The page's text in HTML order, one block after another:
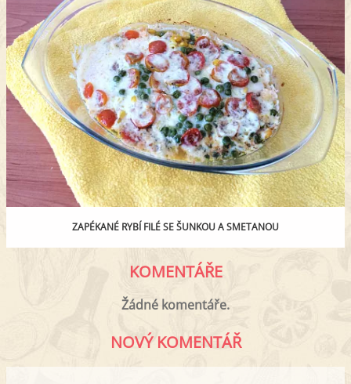
ZAPÉKANÉ RYBÍ FILÉ SE ŠUNKOU A SMETANOU
KOMENTÁŘE
Žádné komentáře.
NOVÝ KOMENTÁŘ